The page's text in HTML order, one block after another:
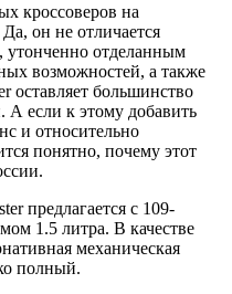
кроссоверов на
он не отличается
утонченно отделанным
возможностей, а также
оставляет большинство
А если к этому добавить
и относительно
понятно, почему этот
предлагается с 109-
1.5 литра. В качестве
механическая
полный.